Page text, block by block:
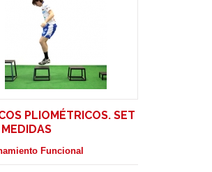
PLIOMÉTRICOS. SET
Funcional